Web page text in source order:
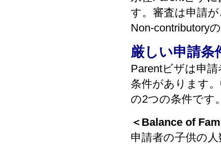
す。審査は申請
Non-contributory
厳しい申請条
Parentビザは申
条件があります
の2つの条件です
＜Balance of
申請者の子供の